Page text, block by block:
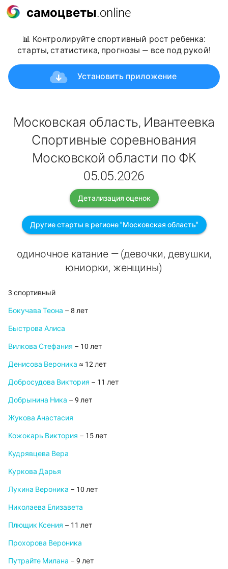
самоцветы.online
📊 Контролируйте спортивный рост ребенка:
старты, статистика, прогнозы — все под рукой!
Установить приложение
Московская область, Ивантеевка
Спортивные соревнования
Московской области по ФК
05.05.2026
Детализация оценок
Другие старты в регионе "Московская область"
одиночное катание — (девочки, девушки,
юниорки, женщины)
3 спортивный
Бокучава Теона – 8 лет
Быстрова Алиса
Вилкова Стефания – 10 лет
Денисова Вероника ≈ 12 лет
Добросудова Виктория – 11 лет
Добрынина Ника – 9 лет
Жукова Анастасия
Кожокарь Виктория – 15 лет
Кудрявцева Вера
Куркова Дарья
Лукина Вероника – 10 лет
Николаева Елизавета
Плющик Ксения – 11 лет
Прохорова Вероника
Путрайте Милана – 9 лет